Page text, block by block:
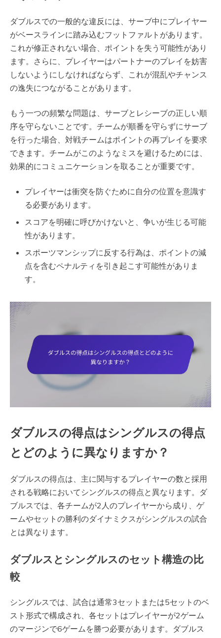
ダブルスでの一般的な違反には、サーブ中にプレイヤー
がベースラインに踏み込むフットファルトがあります。
これが修正されない場合、ポイントを失う可能性があり
ます。さらに、プレイヤーはパートナーのプレイを妨害
しないようにしなければならず、これが混乱やチャンス
の逸失につながることがあります。
もう一つの頻繁な問題は、サーブとレシーブの正しい順
序を守らないことです。チームが順番を守らずにサーブ
を行った場合、対戦チームはポイントの再プレイを要求
できます。チームがこのようなミスを避けるためには、
効果的にコミュニケーションを取ることが重要です。
プレイヤーは衝突を防ぐために自分の位置を意識す
る必要があります。
スコアを明確に呼びかけないと、争いが生じる可能
性があります。
スポーツマンシップに反する行為は、ポイントの減
点を含むペナルティを引き起こす可能性がありま
す。
ダブルスの得点はシングルスの得点
とどのように異なりますか？
ダブルスの得点は、主に関与するプレイヤーの数と採用
される戦略においてシングルスの得点と異なります。ダ
ブルスでは、各チームが2人のプレイヤーから成り、ゲ
ームやセットの勝利のダイナミクスがシングルスの試合
とは異なります。
ダブルスとシングルスのセット構造の比
較
シングルスでは、試合は通常3セットまたは5セットのベ
スト形式で構成され、各セットはプレイヤーが2ゲーム
のマージンで6ゲームを勝つ必要があります。ダブルス